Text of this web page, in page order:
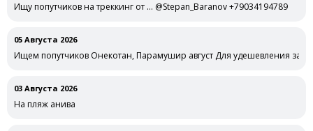
Ищу попутчиков на треккинг от … @Stepan_Baranov +79034194789
05 Августа 2026
Ищем попутчиков Онекотан, Парамушир август Для удешевления
03 Августа 2026
На пляж анива